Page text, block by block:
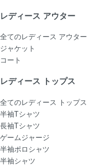
レディース アウター
全てのレディース アウター
ジャケット
コート
レディース トップス
全てのレディース トップス
半袖Tシャツ
長袖Tシャツ
ゲームジャージ
半袖ポロシャツ
半袖シャツ